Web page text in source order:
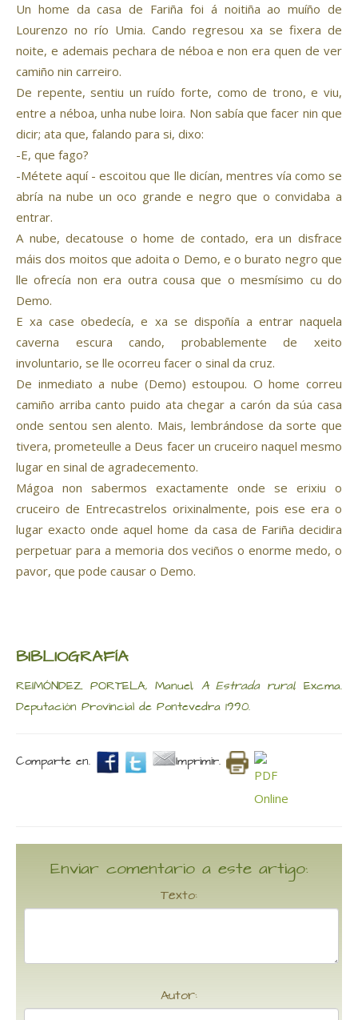
Un home da casa de Fariña foi á noitiña ao muíño de
Lourenzo no río Umia. Cando regresou xa se fixera de
noite, e ademais pechara de néboa e non era quen de ver
camiño nin carreiro.
De repente, sentiu un ruído forte, como de trono, e viu,
entre a néboa, unha nube loira. Non sabía que facer nin que
dicir; ata que, falando para si, dixo:
-E, que fago?
-Métete aquí - escoitou que lle dicían, mentres vía como se
abría na nube un oco grande e negro que o convidaba a
entrar.
A nube, decatouse o home de contado, era un disfrace
máis dos moitos que adoita o Demo, e o burato negro que
lle ofrecía non era outra cousa que o mesmísimo cu do
Demo.
E xa case obedecía, e xa se dispoñía a entrar naquela
caverna escura cando, probablemente de xeito
involuntario, se lle ocorreu facer o sinal da cruz.
De inmediato a nube (Demo) estoupou. O home correu
camiño arriba canto puido ata chegar a carón da súa casa
onde sentou sen alento. Mais, lembrándose da sorte que
tivera, prometeulle a Deus facer un cruceiro naquel mesmo
lugar en sinal de agradecemento.
Mágoa non sabermos exactamente onde se erixiu o
cruceiro de Entrecastrelos orixinalmente, pois ese era o
lugar exacto onde aquel home da casa de Fariña decidira
perpetuar para a memoria dos veciños o enorme medo, o
pavor, que pode causar o Demo.
BIBLIOGRAFÍA
REIMÓNDEZ PORTELA, Manuel, A Estrada rural, Excma.
Deputación Provincial de Pontevedra 1990.
Comparte en. Imprimir.
Enviar comentario a este artigo:
Texto:
Autor: